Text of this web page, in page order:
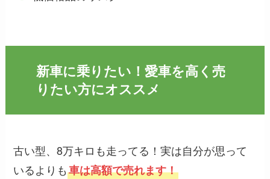
新車に乗りたい！愛車を高く売
りたい方にオススメ
古い型、8万キロも走ってる！実は自分が思って
いるよりも車は高額で売れます！